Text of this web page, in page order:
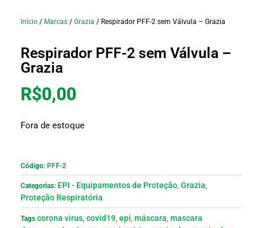
Início / Marcas / Grazia / Respirador PFF-2 sem Válvula – Grazia
Respirador PFF-2 sem Válvula –
Grazia
R$0,00
Fora de estoque
Código: PFF-2
Categorias: EPI - Equipamentos de Proteção, Grazia,
Proteção Respiratória
Tags corona virus, covid19, epi, máscara, mascara